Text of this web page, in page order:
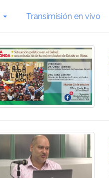
Transimisión en vivo